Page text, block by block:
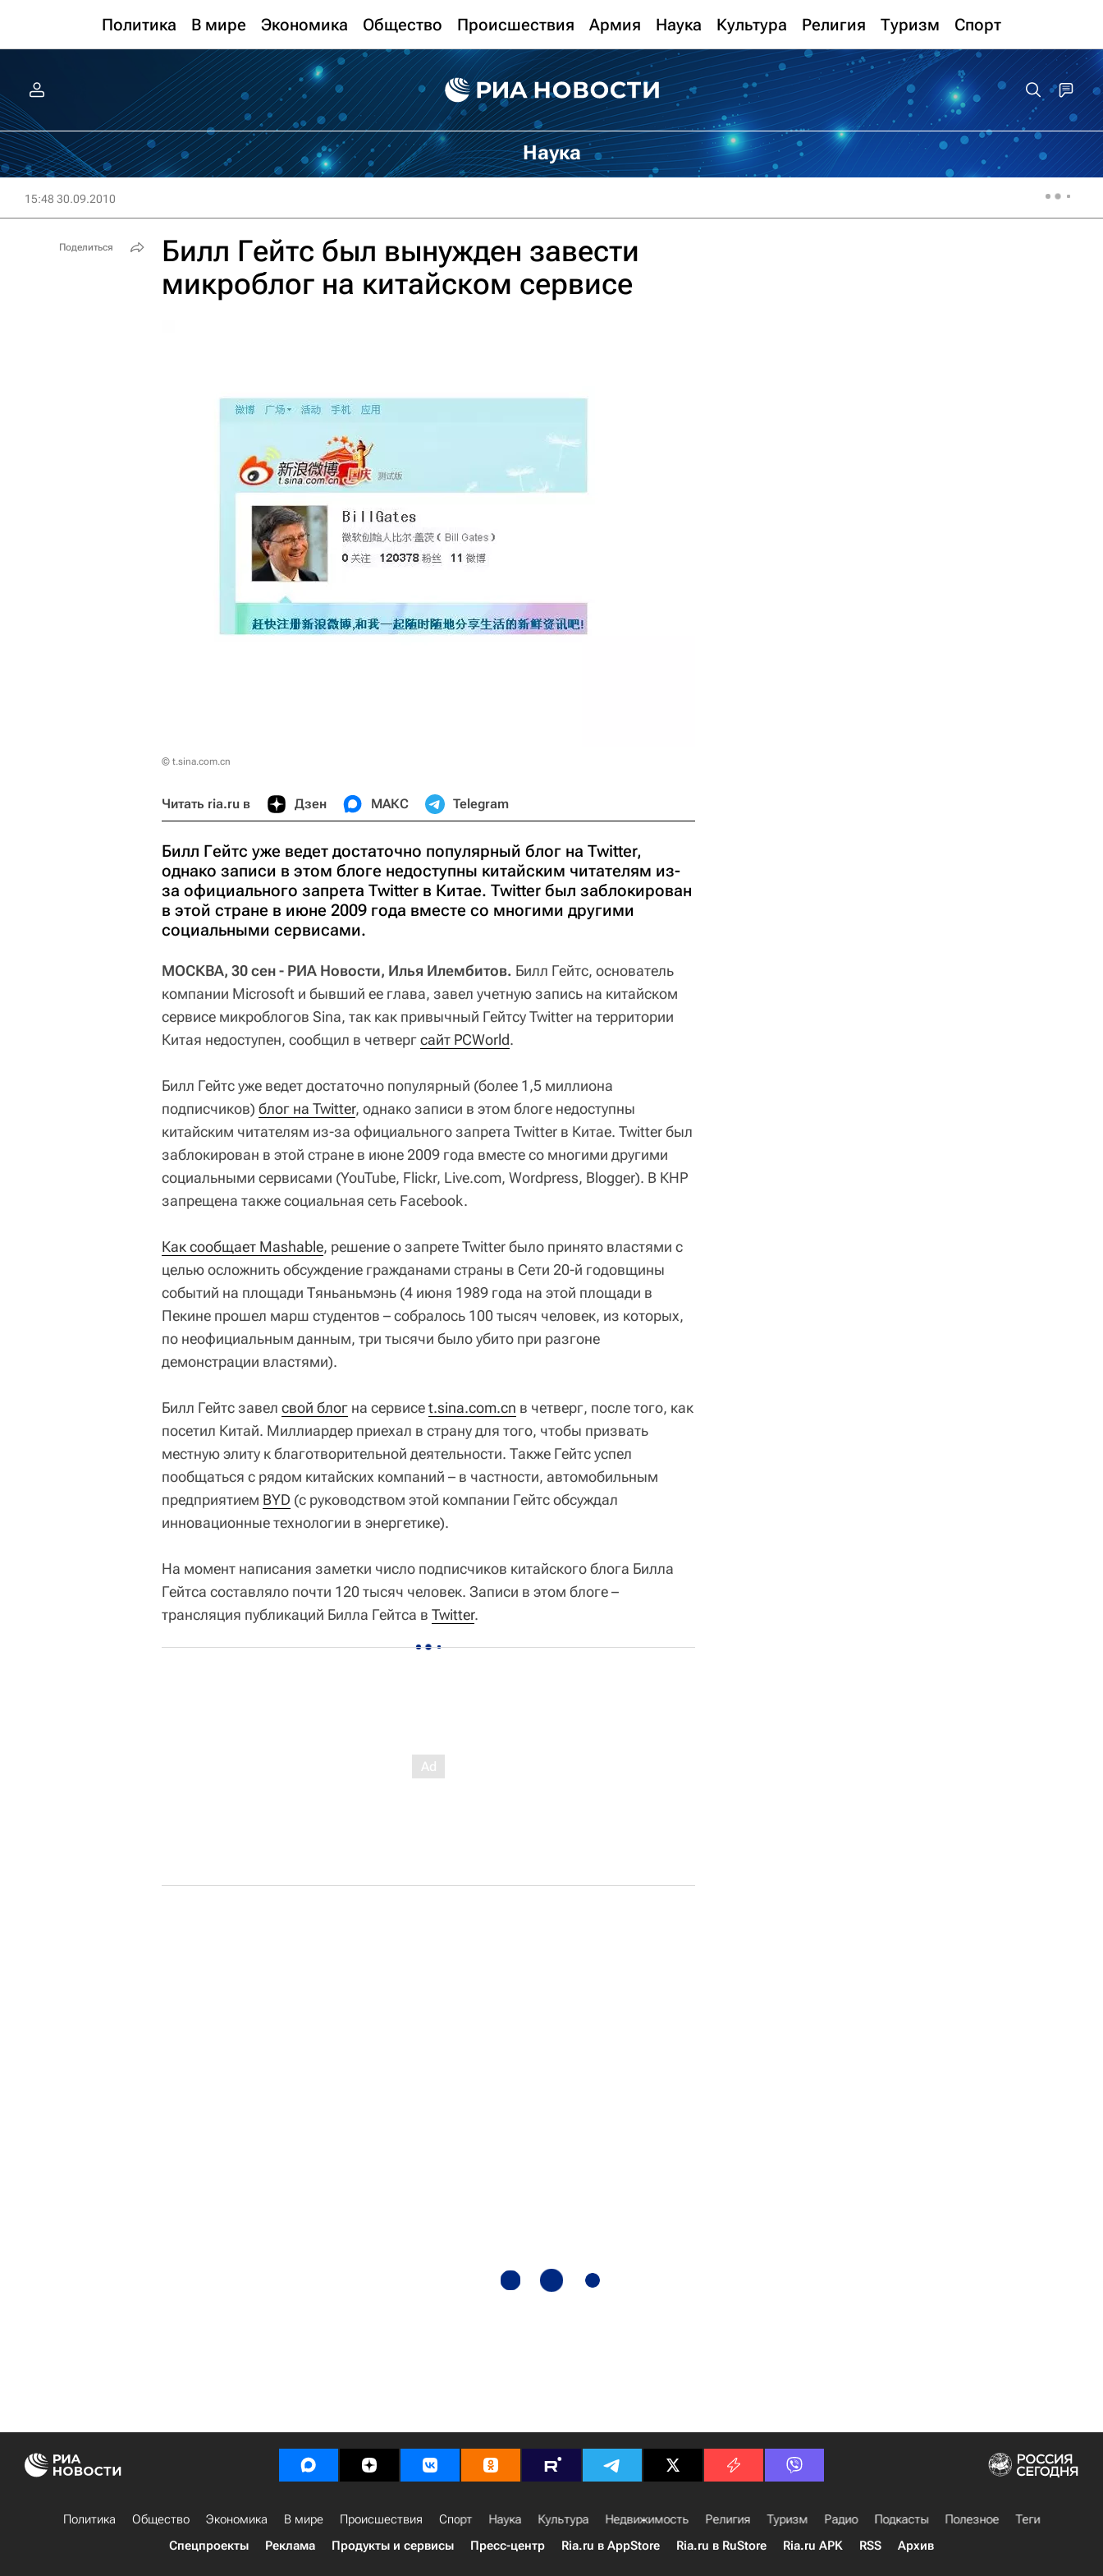
Политика В мире Экономика Общество Происшествия Армия Наука Культура Религия Туризм Спорт
Наука
15:48 30.09.2010
Билл Гейтс был вынужден завести
микроблог на китайском сервисе
© t.sina.com.cn
Читать ria.ru в Дзен МАКС Telegram
Билл Гейтс уже ведет достаточно популярный блог на Twitter,
однако записи в этом блоге недоступны китайским читателям из-
за официального запрета Twitter в Китае. Twitter был заблокирован
в этой стране в июне 2009 года вместе со многими другими
социальными сервисами.
МОСКВА, 30 сен - РИА Новости, Илья Илембитов. Билл Гейтс, основатель
компании Microsoft и бывший ее глава, завел учетную запись на китайском
сервисе микроблогов Sina, так как привычный Гейтсу Twitter на территории
Китая недоступен, сообщил в четвергсайт PCWorld.
Билл Гейтс уже ведет достаточно популярный (более 1,5 миллиона
подписчиков) блог на Twitter, однако записи в этом блоге недоступны
китайским читателям из-за официального запрета Twitter в Китае. Twitter был
заблокирован в этой стране в июне 2009 года вместе со многими другими
социальными сервисами (YouTube, Flickr, Live.com, Wordpress, Blogger). В КНР
запрещена также социальная сеть Facebook.
Как сообщает Mashable, решение о запрете Twitter было принято властями с
целью осложнить обсуждение гражданами страны в Сети 20-й годовщины
событий на площади Тяньаньмэнь (4 июня 1989 года на этой площади в
Пекине прошел марш студентов – собралось 100 тысяч человек, из которых,
по неофициальным данным, три тысячи было убито при разгоне
демонстрации властями).
Билл Гейтс завел свой блог на сервисеt.sina.com.cn в четверг, после того, как
посетил Китай. Миллиардер приехал в страну для того, чтобы призвать
местную элиту к благотворительной деятельности. Также Гейтс успел
пообщаться с рядом китайских компаний – в частности, автомобильным
предприятием BYD (с руководством этой компании Гейтс обсуждал
инновационные технологии в энергетике).
На момент написания заметки число подписчиков китайского блога Билла
Гейтса составляло почти 120 тысяч человек. Записи в этом блоге –
трансляция публикаций Билла Гейтса в Twitter.
Поделиться
Политика Общество Экономика В мире Происшествия Спорт Наука Культура Недвижимость Религия Туризм Радио Подкасты Полезное
Теги
Спецпроекты
Реклама Продукты и сервисы Пресс-центр Ria.ru в AppStore Ria.ru в RuStore Ria.ru APK RSS Архив